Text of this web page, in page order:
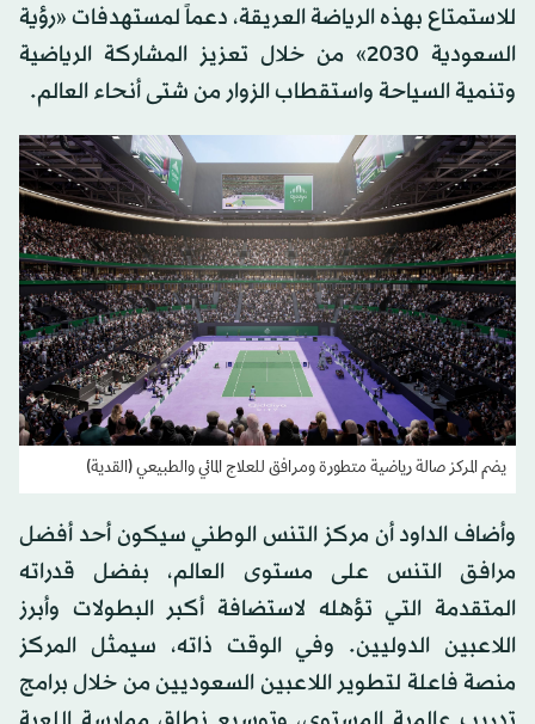
للاستمتاع بهذه الرياضة العريقة، دعماً لمستهدفات «رؤية
السعودية 2030» من خلال تعزيز المشاركة الرياضية
وتنمية السياحة واستقطاب الزوار من شتى أنحاء العالم.
يضم المركز صالة رياضية متطورة ومرافق للعلاج المائي والطبيعي (القدية)
وأضاف الداود أن مركز التنس الوطني سيكون أحد أفضل
مرافق التنس على مستوى العالم، بفضل قدراته
المتقدمة التي تؤهله لاستضافة أكبر البطولات وأبرز
اللاعبين الدوليين. وفي الوقت ذاته، سيمثل المركز
منصة فاعلة لتطوير اللاعبين السعوديين من خلال برامج